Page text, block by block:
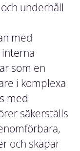
underhåll
med
som en
i komplexa
med
säkerställs
och skapar